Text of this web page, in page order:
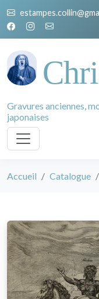
Gravures anciennes,
japonaises
Accueil Catalogue